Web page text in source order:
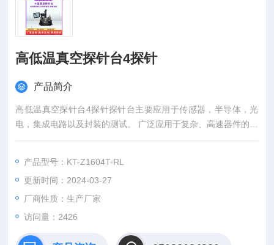
高低温真空探针台4探针
产品简介
高低温真空探针台4探针探针台主要应用于传感器，半导体，光
电，集成电路以及封装的测试。 广泛应用于复杂、高速器件的精
密电气测量的研发，旨在确保质量及可靠性，并缩减研发时间和
产品型号：KT-Z1604T-RL
更新时间：2024-03-27
厂商性质：生产厂家
访问量：2426